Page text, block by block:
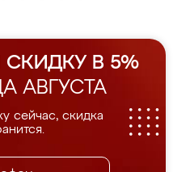
В 5%
АВГУСТА
сейчас, скидка